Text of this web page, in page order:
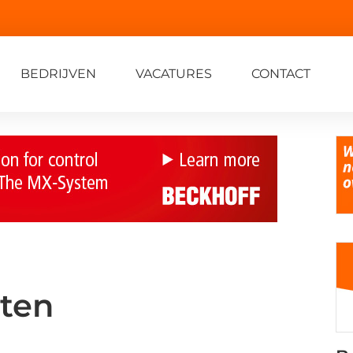
BEDRIJVEN VACATURES CONTACT